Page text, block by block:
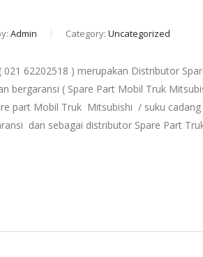
Admin Category: Uncategorized
021 62202518 ) merupakan Distributor
bergaransi ( Spare Part Mobil Truk
part Mobil Truk Mitsubishi / suku
dan sebagai distributor Spare Part